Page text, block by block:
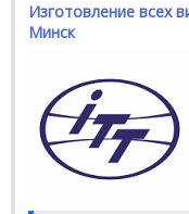
Изготовление всех
Минск